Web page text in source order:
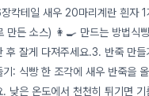
칵테일 새우 20마리계란 흰자
만든 소스) 👩‍🍳 만드는 방법식
잘게 다져주세요.3. 반죽 만
: 식빵 한 조각에 새우 반죽을
은 온도에서 천천히 튀기면